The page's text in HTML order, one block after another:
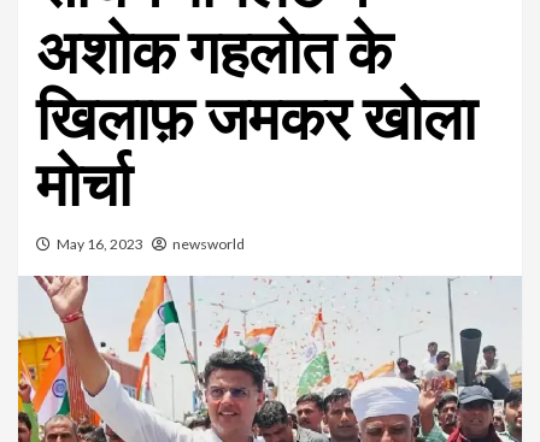
अशोक गहलोत के
खिलाफ़ जमकर खोला
मोर्चा
May 16, 2023 newsworld